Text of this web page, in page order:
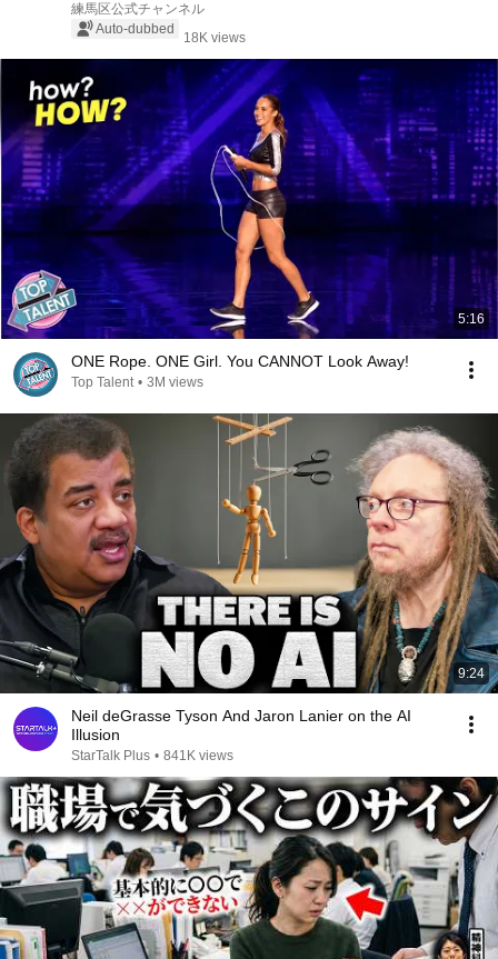
練馬区公式チャンネル
Auto-dubbed
18K views
5:16
ONE Rope. ONE Girl. You CANNOT Look Away!
Top Talent • 3M views
9:24
Neil deGrasse Tyson And Jaron Lanier on the AI
Illusion
StarTalk Plus • 841K views